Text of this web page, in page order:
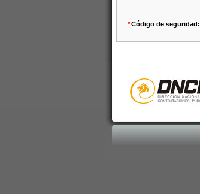
*Código de seguridad: